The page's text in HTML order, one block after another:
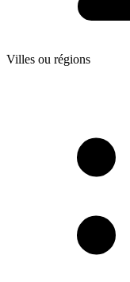
Villes ou régions